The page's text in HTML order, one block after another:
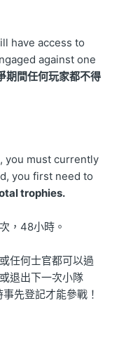
have access to
against one
期間任何玩家都不得
you must currently
you first need to
trophies.
，48小時。
任何士官都可以過
退出下一次小隊
先登記才能參戰！